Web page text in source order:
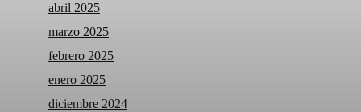
abril 2025
marzo 2025
febrero 2025
enero 2025
diciembre 2024